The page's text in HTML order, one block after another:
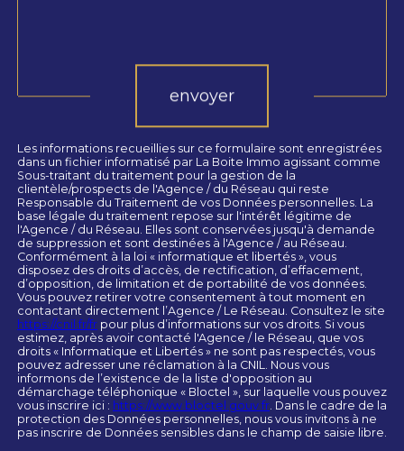
envoyer
Les informations recueillies sur ce formulaire sont enregistrées
dans un fichier informatisé par La Boite Immo agissant comme
Sous-traitant du traitement pour la gestion de la
clientèle/prospects de l'Agence / du Réseau qui reste
Responsable du Traitement de vos Données personnelles. La
base légale du traitement repose sur l'intérêt légitime de
l'Agence / du Réseau. Elles sont conservées jusqu'à demande
de suppression et sont destinées à l'Agence / au Réseau.
Conformément à la loi « informatique et libertés », vous
disposez des droits d’accès, de rectification, d’effacement,
d’opposition, de limitation et de portabilité de vos données.
Vous pouvez retirer votre consentement à tout moment en
contactant directement l’Agence / Le Réseau. Consultez le site
https://cnil.fr/fr pour plus d’informations sur vos droits. Si vous
estimez, après avoir contacté l'Agence / le Réseau, que vos
droits « Informatique et Libertés » ne sont pas respectés, vous
pouvez adresser une réclamation à la CNIL. Nous vous
informons de l’existence de la liste d'opposition au
démarchage téléphonique « Bloctel », sur laquelle vous pouvez
vous inscrire ici : https://www.bloctel.gouv.fr . Dans le cadre de la
protection des Données personnelles, nous vous invitons à ne
pas inscrire de Données sensibles dans le champ de saisie libre.